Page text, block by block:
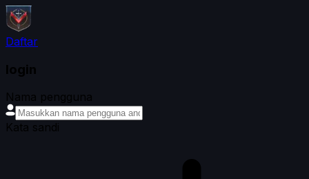
Daftar
login
Nama pengguna
Kata sandi